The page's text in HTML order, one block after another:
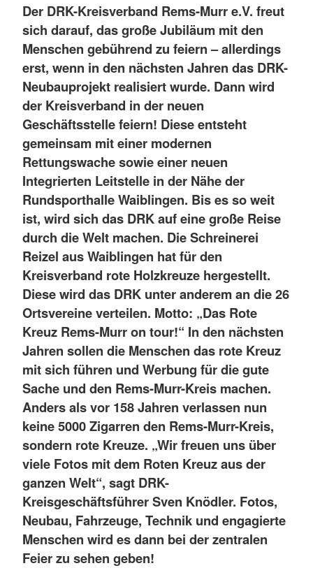
Der DRK-Kreisverband Rems-Murr e.V. freut
sich darauf, das große Jubiläum mit den
Menschen gebührend zu feiern – allerdings
erst, wenn in den nächsten Jahren das DRK-
Neubauprojekt realisiert wurde. Dann wird
der Kreisverband in der neuen
Geschäftsstelle feiern! Diese entsteht
gemeinsam mit einer modernen
Rettungswache sowie einer neuen
Integrierten Leitstelle in der Nähe der
Rundsporthalle Waiblingen. Bis es so weit
ist, wird sich das DRK auf eine große Reise
durch die Welt machen. Die Schreinerei
Reizel aus Waiblingen hat für den
Kreisverband rote Holzkreuze hergestellt.
Diese wird das DRK unter anderem an die 26
Ortsvereine verteilen. Motto: „Das Rote
Kreuz Rems-Murr on tour!“ In den nächsten
Jahren sollen die Menschen das rote Kreuz
mit sich führen und Werbung für die gute
Sache und den Rems-Murr-Kreis machen.
Anders als vor 158 Jahren verlassen nun
keine 5000 Zigarren den Rems-Murr-Kreis,
sondern rote Kreuze. „Wir freuen uns über
viele Fotos mit dem Roten Kreuz aus der
ganzen Welt“, sagt DRK-
Kreisgeschäftsführer Sven Knödler. Fotos,
Neubau, Fahrzeuge, Technik und engagierte
Menschen wird es dann bei der zentralen
Feier zu sehen geben!